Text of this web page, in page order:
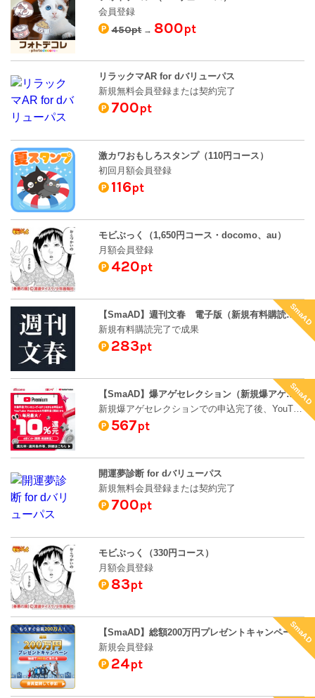
会員登録
450pt → 800pt
リラックマAR for dバリューパス
新規無料会員登録または契約完了
700pt
激カワおもしろスタンプ（110円コース）
初回月額会員登録
116pt
モビぶっく（1,650円コース・docomo、au）
月額会員登録
420pt
SmaAD
【SmaAD】週刊文春 電子版（新規有料購読完了で成果）
新規有料購読完了で成果
283pt
SmaAD
【SmaAD】爆アゲセレクション（新規爆アゲセレクションでの申込完了後、YouTube PremiumのWebサイトへ遷移し利用登録完了）
新規爆アゲセレクションでの申込完了後、YouTube PremiumのWebサイトへ遷移し利用登録完了
567pt
開運夢診断 for dバリューパス
新規無料会員登録または契約完了
700pt
モビぶっく（330円コース）
月額会員登録
83pt
SmaAD
【SmaAD】総額200万円プレゼントキャンペーン・テンプレートBANK（新規会員登録）
新規会員登録
24pt